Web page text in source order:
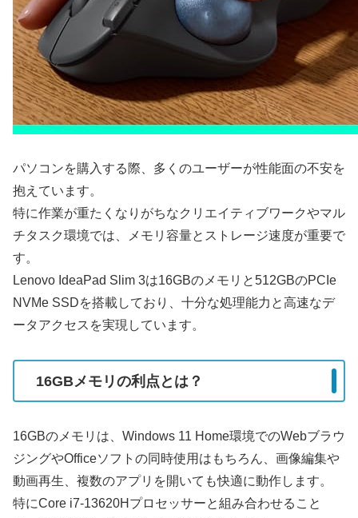
パソコンを購入する際、多くのユーザーが性能面の不安を
抱えています。
特に作業が重たくなりがちなクリエイティブワークやマル
チタスク環境では、メモリ容量とストレージ速度が重要で
す。
Lenovo IdeaPad Slim 3は16GBのメモリと512GBのPCIe
NVMe SSDを搭載しており、十分な処理能力と高速なデ
ータアクセスを実現しています。
16GBメモリの利点とは？
16GBのメモリは、Windows 11 Home環境でのWebブラウ
ジングやOfficeソフトの同時使用はもちろん、画像編集や
動画再生、複数のアプリを開いても快適に動作します。
特にCore i7-13620Hプロセッサーと組み合わせること